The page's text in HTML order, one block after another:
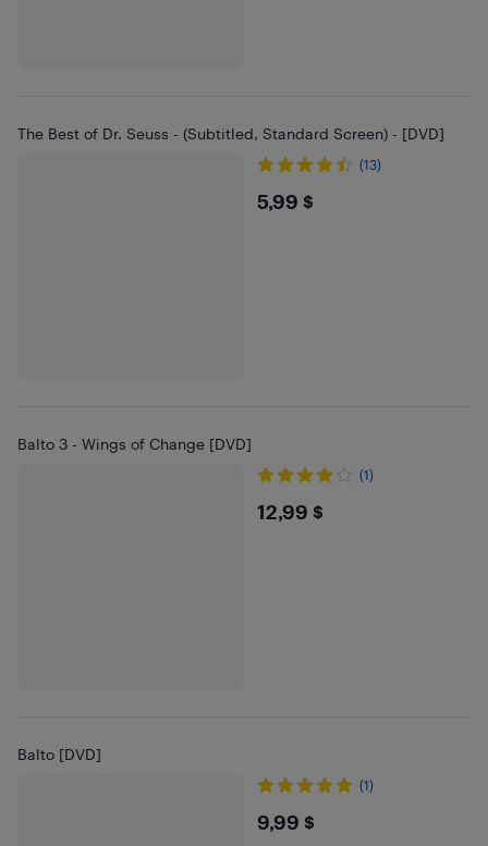
The Best of Dr. Seuss - (Subtitled, Standard Screen) - [DVD]
(13)
$5.99
5,99 $
Balto 3 - Wings of Change [DVD]
(1)
$12.99
12,99 $
Balto [DVD]
(1)
$9.99
9,99 $